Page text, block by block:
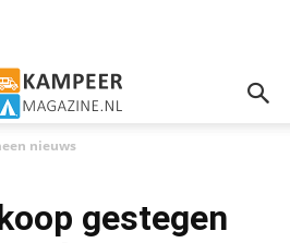
nieuws
gestegen